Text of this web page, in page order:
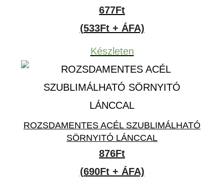
677Ft
(533Ft + ÁFA)
Készleten
ROZSDAMENTES ACÉL SZUBLIMÁLHATÓ
SÖRNYITÓ LÁNCCAL
876Ft
(690Ft + ÁFA)